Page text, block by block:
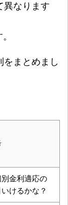
異なります
をまとめまし
金利適応の
けるかな？